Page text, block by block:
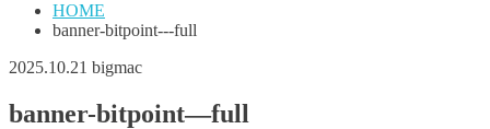
HOME
banner-bitpoint---full
2025.10.21 bigmac
banner-bitpoint—full